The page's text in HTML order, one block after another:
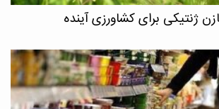
ژنتیکی برای کشاورزی آینده